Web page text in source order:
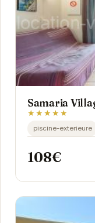
Samaria
★★★★★
piscine-exterieure
108€